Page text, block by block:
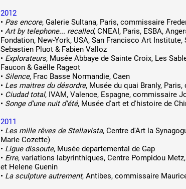
2012
• Pas encore, Galerie Sultana, Paris, commissaire
• Art by telephone... recalled, CNEAI, Paris, ESBA,
Fondation, New-York, USA, San Francisco Art
Sebastien Pluot & Fabien Valloz
• Explorateurs, Musée Abbaye de Sainte Croix, Les
Faucon & Gaëlle Rageot
• Silence, Frac Basse Normandie, Caen
• Les maitres du désordre, Musée du quai Branly,
• Ciudad total, IVAM, Valence, Espagne, commissaire
• Songe d'une nuit d'été, Musée d'art et d'histoire de
2011
• Les mille rêves de Stellavista, Centre d'Art la
Marie Cozette)
• Ligue dissoute, Musée departemental de Gap
• Erre, variations labyrinthiques, Centre Pompidou
et Helene Guenin
• La sculpture autrement, Antibes, commissaire